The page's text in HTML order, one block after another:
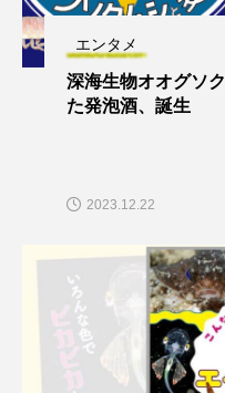
エンタメ
深海生物オオグソ
た発泡酒、誕生
2023.12.22